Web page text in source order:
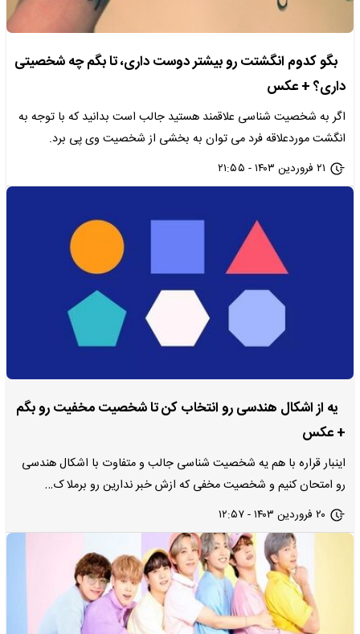
بگو کدوم انگشتت رو بیشتر دوست داری، تا بگم چه شخصیتی
داری؟ + عکس
اگر به شخصیت شناسی علاقمند هستید جالب است بدانید که با توجه به
انگشت موردعلاقه فرد می توان به بخشی از شخصیت وی پی برد.
۲۱ فروردین ۱۴۰۳ - ۲۱:۵۵
یه از اشکال هندسی رو انتخاب کن تا شخصیت مخفیت رو بگم
+ عکس
اینبار قراره با هم یه شخصیت شناسی جالب و متفاوت با اشکال هندسی
رو امتحان کنیم و شخصیت مخفی که ازش خبر ندارین رو برملا ک…
۲۰ فروردین ۱۴۰۳ - ۱۲:۵۷